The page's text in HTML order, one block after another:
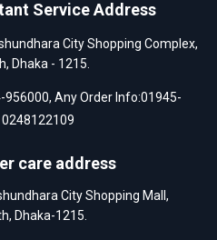
Service Address
City Shopping Complex,
Dhaka - 1215.
956000, Any Order Info:01945-
0248122109
care address
City Shopping Mall,
Dhaka-1215.